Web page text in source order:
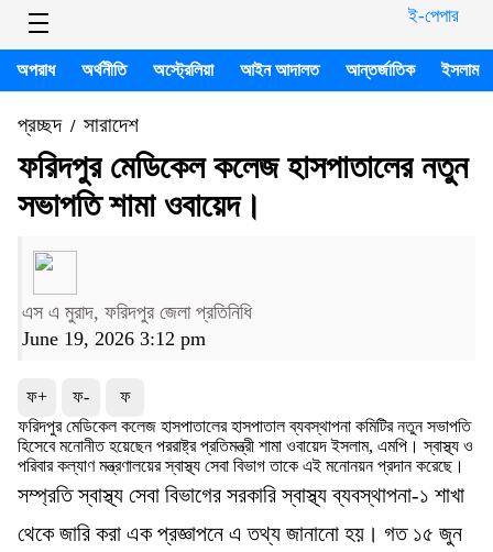
ই-পেপার
অপরাধ অর্থনীতি অস্ট্রেলিয়া আইন আদালত আন্তর্জাতিক ইসলাম
প্রচ্ছদ/ সারাদেশ
ফরিদপুর মেডিকেল কলেজ হাসপাতালের নতুন
সভাপতি শামা ওবায়েদ।
এস এ মুরাদ, ফরিদপুর জেলা প্রতিনিধি
June 19, 2026 3:12 pm
ফ+ ফ-
ফ
ফরিদপুর মেডিকেল কলেজ হাসপাতালের হাসপাতাল ব্যবস্থাপনা কমিটির নতুন সভাপতি
হিসেবে মনোনীত হয়েছেন পররাষ্ট্র প্রতিমন্ত্রী শামা ওবায়েদ ইসলাম, এমপি। স্বাস্থ্য ও
পরিবার কল্যাণ মন্ত্রণালয়ের স্বাস্থ্য সেবা বিভাগ তাকে এই মনোনয়ন প্রদান করেছে।
​সম্প্রতি স্বাস্থ্য সেবা বিভাগের সরকারি স্বাস্থ্য ব্যবস্থাপনা-১ শাখা
থেকে জারি করা এক প্রজ্ঞাপনে এ তথ্য জানানো হয়। গত ১৫ জুন